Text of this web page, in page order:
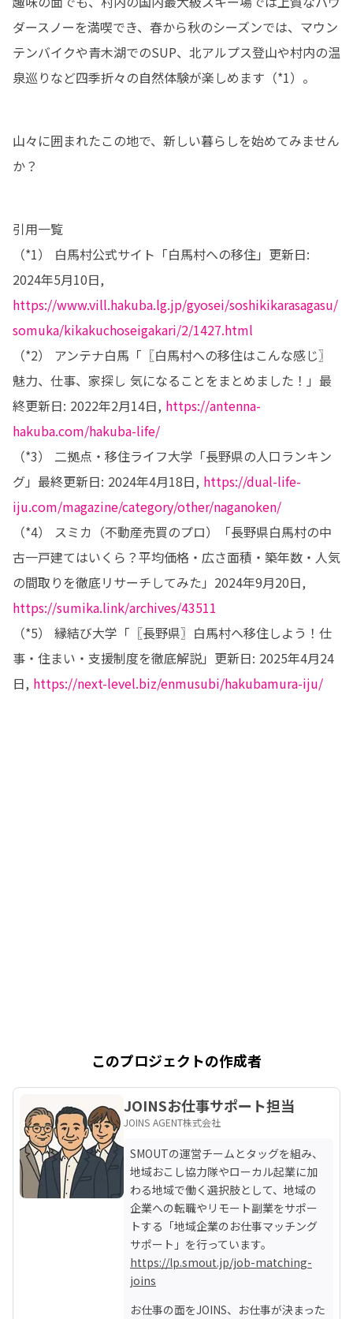
ダースノーを満喫でき、春から秋のシーズンでは、マウン
テンバイクや青木湖でのSUP、北アルプス登山や村内の温
泉巡りなど四季折々の自然体験が楽しめます（*1）。
山々に囲まれたこの地で、新しい暮らしを始めてみません
か？
引用一覧
（*1） 白馬村公式サイト「白馬村への移住」更新日:
https://www.vill.hakuba.lg.jp/gyosei/soshikikarasagasu/
somuka/kikakuchoseigakari/2/1427.html
（*2） アンテナ白馬「〖白馬村への移住はこんな感じ〗
魅力、仕事、家探し 気になることをまとめました！」最
終更新日: 2022年2月14日, https://antenna-
hakuba.com/hakuba-life/
（*3） 二拠点・移住ライフ大学「長野県の人口ランキン
グ」最終更新日: 2024年4月18日, https://dual-life-
iju.com/magazine/category/other/naganoken/
（*4） スミカ（不動産売買のプロ）「長野県白馬村の中
古一戸建てはいくら？平均価格・広さ面積・築年数・人気
https://sumika.link/archives/43511
（*5） 縁結び大学「〖長野県〗白馬村へ移住しよう！仕
事・住まい・支援制度を徹底解説」更新日: 2025年4月24
日, https://next-level.biz/enmusubi/hakubamura-iju/
このプロジェクトの作成者
JOINSお仕事サポート担当
JOINS AGENT株式会社
SMOUTの運営チームとタッグを組み、
地域おこし協力隊やローカル起業に加
わる地域で働く選択肢として、地域の
企業への転職やリモート副業をサポー
トする「地域企業のお仕事マッチング
https://lp.smout.jp/job-matching-
joins
お仕事の面をJOINS、お仕事が決まった